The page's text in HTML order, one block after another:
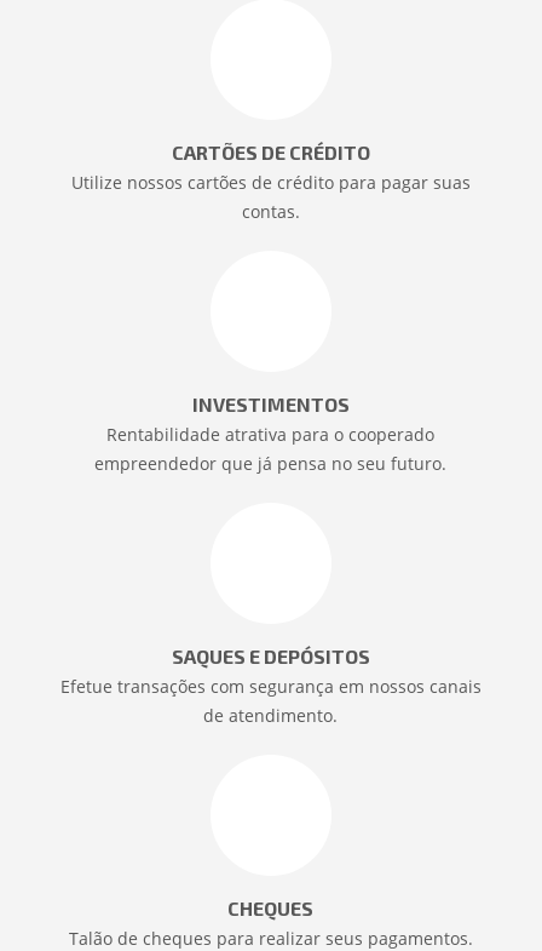
CARTÕES DE CRÉDITO
Utilize nossos cartões de crédito para pagar suas
contas.
INVESTIMENTOS
Rentabilidade atrativa para o cooperado
empreendedor que já pensa no seu futuro.
SAQUES E DEPÓSITOS
Efetue transações com segurança em nossos canais
de atendimento.
CHEQUES
Talão de cheques para realizar seus pagamentos.